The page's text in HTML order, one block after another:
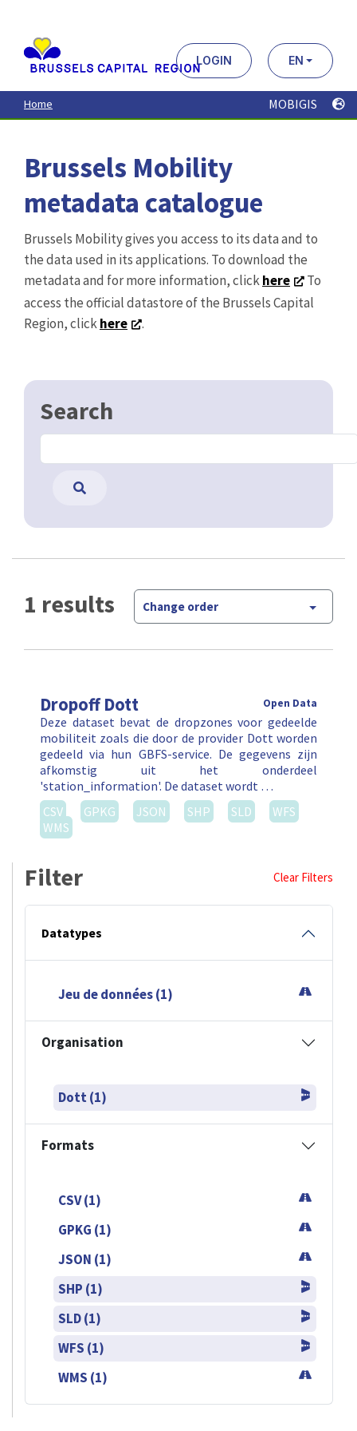
contenu
principal
LOGIN EN
Home MOBIGIS
Brussels Mobility
metadata catalogue
Brussels Mobility gives you access to its data and to
the data used in its applications. To download the
metadata and for more information, clickhere
To
access the official datastore of the Brussels Capital
Region, clickhere .
Search
1 results Change order
Dropoff Dott Open Data
Deze dataset bevat de dropzones voor gedeelde
mobiliteit zoals die door de provider Dott worden
gedeeld via hun GBFS-service. De gegevens zijn
afkomstig uit het onderdeel
'station_information'. De dataset wordt …
CSV
GPKG JSON SHP SLD
WFS
WMS
Filter Clear Filters
Datatypes
Jeu de données (1)
Organisation
Dott (1)
Formats
CSV (1)
GPKG (1)
JSON (1)
SHP (1)
SLD (1)
WFS (1)
WMS (1)